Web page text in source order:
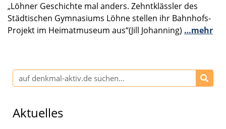
„Löhner Geschichte mal anders. Zehnt­kläss­ler des
Städti­schen Gymna­si­ums Löhne stellen ihr Bahnhofs-
Projekt im Heimat­mu­seum aus“(Jill Johan­ning) …mehr
Aktuelles